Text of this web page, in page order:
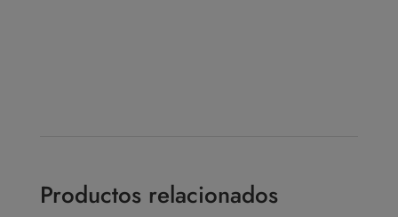
Productos relacionados